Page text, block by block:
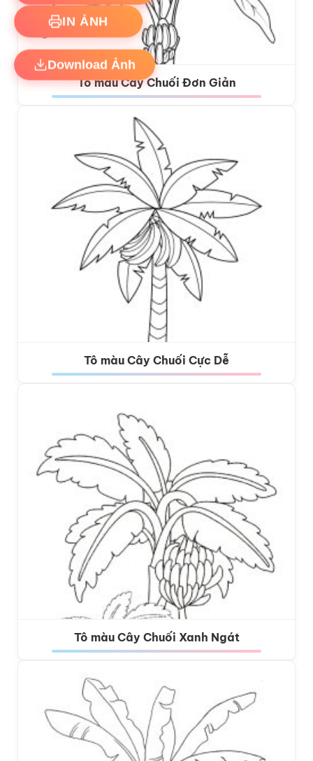
Tô màu Cây Chuối Đơn Giản
Tô màu Cây Chuối Cực Dễ
Tô màu Cây Chuối Xanh Ngát
IN ẢNH
Download Ảnh